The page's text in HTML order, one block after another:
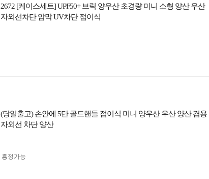
2672 [케이스세트] UPF50+ 브릭 양우산 초경량 미니 소형 양산 우산
자외선차단 암막 UV차단 접이식
(당일출고) 손안에 5단 골드핸들 접이식 미니 양우산 우산 양산 겸용
자외선 차단 양산
흥정가능